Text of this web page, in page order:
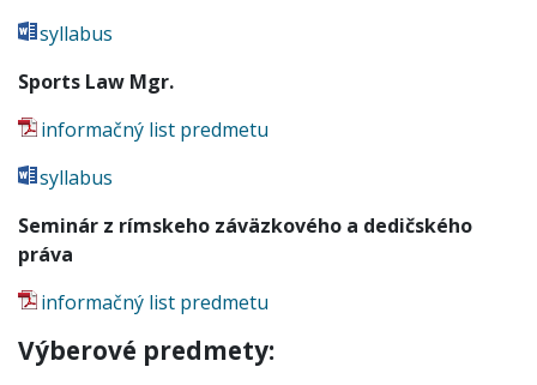
syllabus
Sports Law Mgr.
informačný list predmetu
syllabus
Seminár z rímskeho záväzkového a dedičského
práva
informačný list predmetu
Výberové predmety: